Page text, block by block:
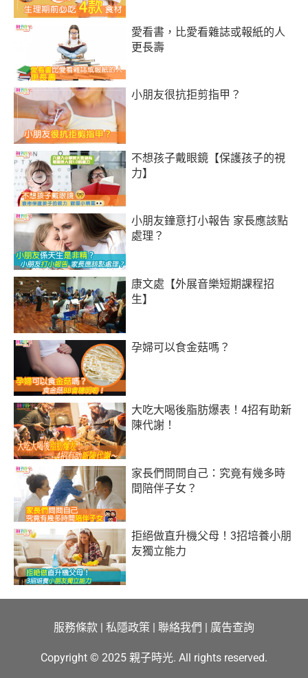
愛看書，比愛看雜誌或報紙的人
更長壽
小朋友很抗拒剪指甲？
不想孩子戴眼鏡【保護孩子的視
力】
小朋友鐘意打小報告 家長應該點
處理？
康文處【外展音樂短期課程招
生】
孕婦可以食金菇嗎？
大吃大喝後脂肪爆表！4招有助新
陳代謝！
家長們問問自己：究竟有幾多時
間陪伴子女？
拒絕做直升機父母！3招培養小朋
友獨立能力
服務條款 | 私隱政策 | 聯絡我們 | 廣告查詢
Copyright © 2025 親子時光. All rights reserved.